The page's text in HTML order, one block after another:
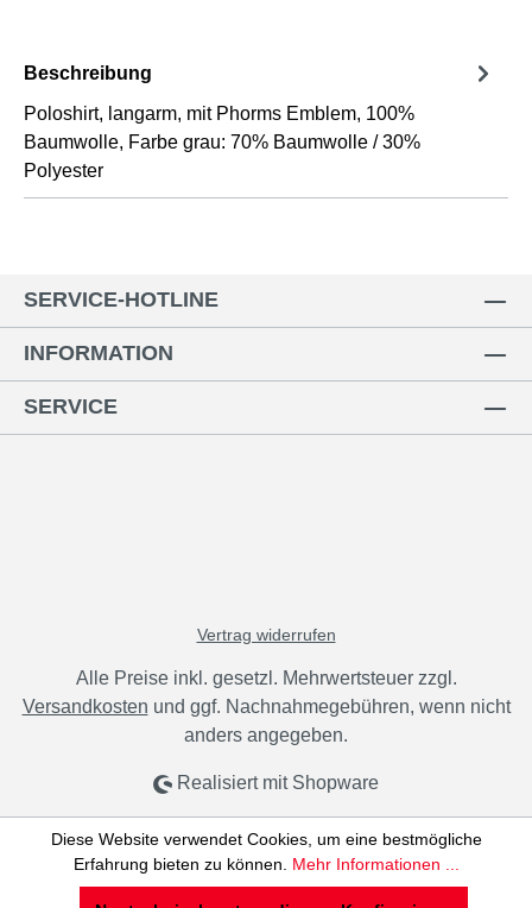
Beschreibung
Poloshirt, langarm, mit Phorms Emblem, 100%
Baumwolle, Farbe grau: 70% Baumwolle / 30%
Polyester
SERVICE-HOTLINE
INFORMATION
SERVICE
Vertrag widerrufen
Alle Preise inkl. gesetzl. Mehrwertsteuer zzgl.
Versandkosten und ggf. Nachnahmegebühren, wenn nicht
anders angegeben.
Realisiert mit Shopware
Diese Website verwendet Cookies, um eine bestmögliche
Erfahrung bieten zu können. Mehr Informationen ...